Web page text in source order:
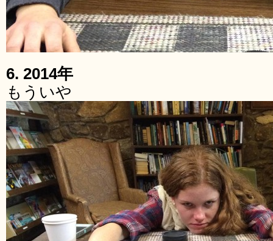
6. 2014年
もういや